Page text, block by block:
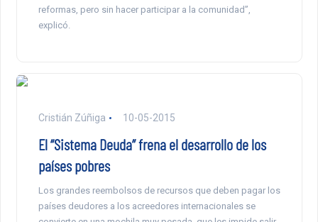
reformas, pero sin hacer participar a la comunidad”,
explicó.
Cristián Zúñiga 10-05-2015
El “Sistema Deuda” frena el desarrollo de los
países pobres
Los grandes reembolsos de recursos que deben pagar los
países deudores a los acreedores internacionales se